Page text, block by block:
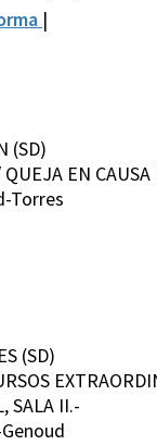
|
(SD)
EN
Torres
(SD)
SALA II.-